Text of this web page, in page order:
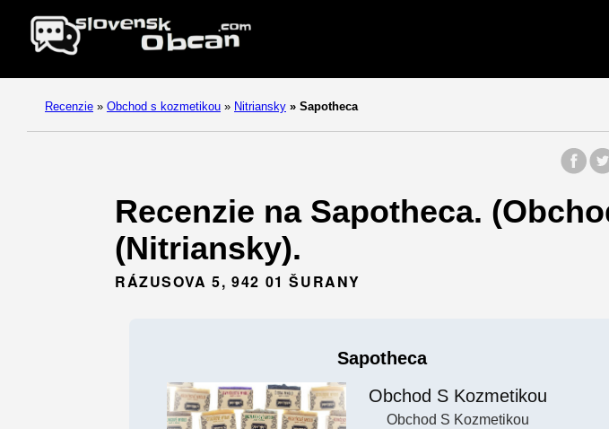
Recenzie » Obchod s kozmetikou » Nitriansky » Sapotheca
Recenzie na Sapotheca.
(Nitriansky).
RÁZUSOVA 5, 942 01 ŠURANY
Sapotheca
Obchod S Kozmetikou
Obchod S Kozmetikou